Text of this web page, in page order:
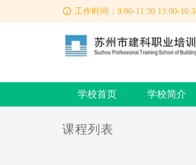
工作时间：9:00-11:30 13:00-
学校首页 学校简介
课程列表